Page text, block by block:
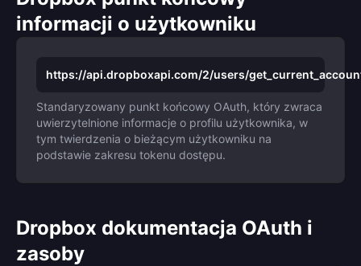
informacji o użytkowniku
https://api.dropboxapi.com/2/users/
Standaryzowany punkt końcowy OAuth, który zwraca
uwierzytelnione informacje o profilu użytkownika, w
tym twierdzenia o bieżącym użytkowniku na
podstawie zakresu tokenu dostępu.
Dropbox dokumentacja OAuth i
zasoby